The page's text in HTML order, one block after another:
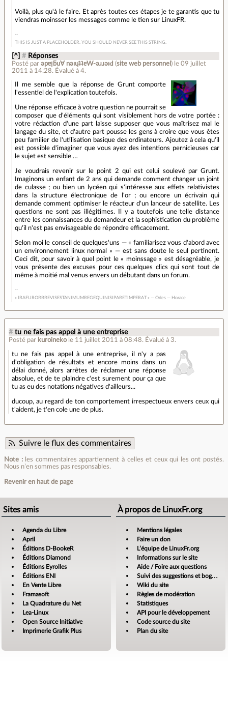
Voilà, plus qu'à le faire. Et après toutes ces étapes je te garantis que tu
viendras moinsser les messages comme le tien sur LinuxFR.
THIS IS JUST A PLACEHOLDER. YOU SHOULD NEVER SEE THIS STRING.
[^] # Réponses
Posté par ǝpɐןƃu∀ nǝıɥʇʇɐW-ǝɹɹǝıԀ (site web personnel ) le 09 juillet
2011 à 14:28. Évalué à4.
Il me semble que la réponse de Grunt comporte
l'essentiel de l'explication toutefois.
Une réponse efficace à votre question ne pourrait se
composer que d'éléments qui sont visiblement hors de votre portée :
votre rédaction d'une part laisse supposer que vous maîtrisez mal le
langage du site, et d'autre part pousse les gens à croire que vous êtes
peu familier de l'utilisation basique des ordinateurs. Ajoutez à cela qu'il
est possible d'imaginer que vous ayez des intentions pernicieuses car
le sujet est sensible …
Je voudrais revenir sur le point 2 qui est celui soulevé par Grunt.
Imaginons un enfant de 2 ans qui demande comment changer un joint
de culasse ; ou bien un lycéen qui s'intéresse aux effets relativistes
dans la structure électronique de l'or ; ou encore un écrivain qui
demande comment optimiser le réacteur d'un lanceur de satellite. Les
questions ne sont pas illégitimes. Il y a toutefois une telle distance
entre les connaissances du demandeur et la sophistication du problème
qu'il n'est pas envisageable de répondre efficacement.
Selon moi le conseil de quelques'uns — « familiarisez vous d'abord avec
un environnement linux normal » — est sans doute le seul pertinent.
Ceci dit, pour savoir à quel point le « moinssage » est désagréable, je
vous présente des excuses pour ces quelques clics qui sont tout de
même à moitié mal venus envers un débutant dans un forum.
« IRAFURORBREVISESTANIMUMREGEQUINISIPARETIMPERAT » — Odes — Horace
# tu ne fais pas appel à une entreprise
Posté par kuroineko le 11 juillet 2011 à 08:48. Évalué à 3.
tu ne fais pas appel à une entreprise, il n'y a pas
d'obligation de résultats et encore moins dans un
délai donné, alors arrêtes de réclamer une réponse
absolue, et de te plaindre c'est surement pour ça que
tu as eu des notations négatives d'ailleurs...
ducoup, au regard de ton comportement irrespectueux envers ceux qui
t'aident, je t'en cole une de plus.
Suivre le flux des commentaires
Note :les commentaires appartiennent à celles et ceux qui les ont postés.
Nous n’en sommes pas responsables.
Revenir en haut de page
Sites amis
Agenda du Libre
April
Éditions D-BookeR
Éditions Diamond
Éditions Eyrolles
Éditions ENI
En Vente Libre
Framasoft
La Quadrature du Net
Lea-Linux
Open Source Initiative
Imprimerie Grafik Plus
À propos de LinuxFr.org
Mentions légales
Faire un don
L’équipe de LinuxFr.org
Informations sur le site
Aide / Foire aux questions
Suivi des suggestions et bogues
Wiki du site
Règles de modération
Statistiques
API pour le développement
Code source du site
Plan du site